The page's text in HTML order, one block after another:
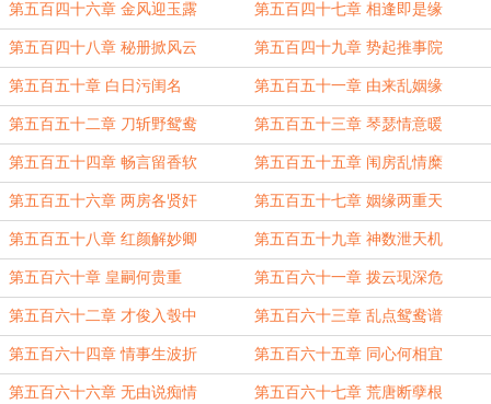
第五百四十六章 金风迎玉露 第五百四十七章 相逢即是缘
第五百四十八章 秘册掀风云 第五百四十九章 势起推事院
第五百五十章 白日污闺名 第五百五十一章 由来乱姻缘
第五百五十二章 刀斩野鸳鸯 第五百五十三章 琴瑟情意暖
第五百五十四章 畅言留香软 第五百五十五章 闱房乱情糜
第五百五十六章 两房各贤奸 第五百五十七章 姻缘两重天
第五百五十八章 红颜解妙卿 第五百五十九章 神数泄天机
第五百六十章 皇嗣何贵重 第五百六十一章 拨云现深危
第五百六十二章 才俊入彀中 第五百六十三章 乱点鸳鸯谱
第五百六十四章 情事生波折 第五百六十五章 同心何相宜
第五百六十六章 无由说痴情 第五百六十七章 荒唐断孽根